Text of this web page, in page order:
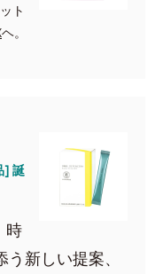
ト
ヘ。
] 誕
時
新しい提案、